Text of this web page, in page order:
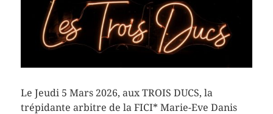
Le Jeudi 5 Mars 2026, aux TROIS DUCS, la
trépidante arbitre de la FICI* Marie-Eve Danis